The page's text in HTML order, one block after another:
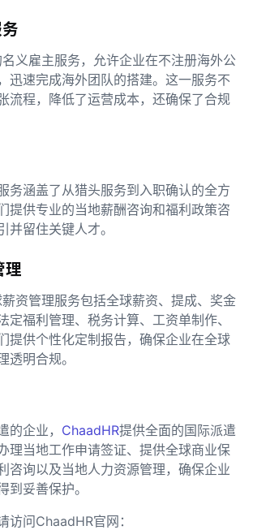
义雇主服务，允许企业在不注册海外公
迅速完成海外团队的搭建。这一服务不
流程，降低了运营成本，还确保了合规
务涵盖了从猎头服务到入职确认的全方
提供专业的当地薪酬咨询和福利政策咨
并留住关键人才。
理
资管理服务包括全球薪资、提成、奖金
定福利管理、税务计算、工资单制作、
提供个性化定制报告，确保企业在全球
透明合规。
的企业， ChaadHR提供全面的国际派遣
理当地工作申请签证、提供全球商业保
咨询以及当地人力资源管理，确保企业
到妥善保护。
访问ChaadHR官网：